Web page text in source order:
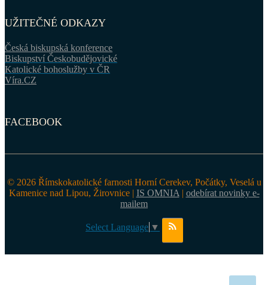
UŽITEČNÉ ODKAZY
Česká biskupská konference
Biskupství Českobudějovické
Katolické bohoslužby v ČR
Víra.CZ
FACEBOOK
© 2026 Římskokatolické farnosti Horní Cerekev, Počátky, Veselá u
Kamenice nad Lipou, Žirovnice | IS OMNIA | odebírat novinky e-
mailem
Select Language ▼